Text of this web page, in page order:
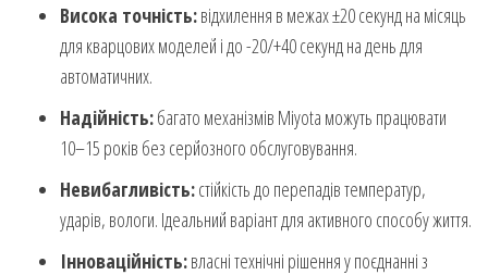
Висока точність:відхилення в межах ±20 секунд на місяць
для кварцових моделей і до -20/+40 секунд на день для
автоматичних.
Надійність:багато механізмів Miyota можуть працювати
10–15 років без серйозного обслуговування.
Невибагливість:стійкість до перепадів температур,
ударів, вологи. Ідеальний варіант для активного способу життя.
Інноваційність:власні технічні рішення у поєднанні з